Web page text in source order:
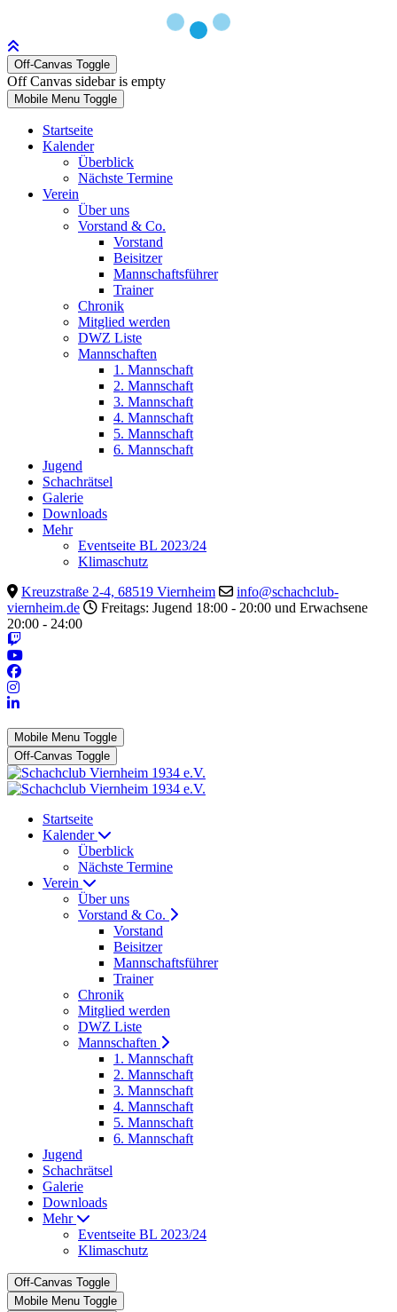
Off-Canvas Toggle
Off Canvas sidebar is empty
Mobile Menu Toggle
Startseite
Kalender
Überblick
Nächste Termine
Verein
Über uns
Vorstand & Co.
Vorstand
Beisitzer
Mannschaftsführer
Trainer
Chronik
Mitglied werden
DWZ Liste
Mannschaften
1. Mannschaft
2. Mannschaft
3. Mannschaft
4. Mannschaft
5. Mannschaft
6. Mannschaft
Jugend
Schachrätsel
Galerie
Downloads
Mehr
Eventseite BL 2023/24
Klimaschutz
Kreuzstraße 2-4, 68519 Viernheim
info@schachclub-
viernheim.de
Freitags: Jugend 18:00 - 20:00 und Erwachsene
20:00 - 24:00
Mobile Menu Toggle
Off-Canvas Toggle
Startseite
Kalender
Überblick
Nächste Termine
Verein
Über uns
Vorstand & Co.
Vorstand
Beisitzer
Mannschaftsführer
Trainer
Chronik
Mitglied werden
DWZ Liste
Mannschaften
1. Mannschaft
2. Mannschaft
3. Mannschaft
4. Mannschaft
5. Mannschaft
6. Mannschaft
Jugend
Schachrätsel
Galerie
Downloads
Mehr
Eventseite BL 2023/24
Klimaschutz
Off-Canvas Toggle
Mobile Menu Toggle